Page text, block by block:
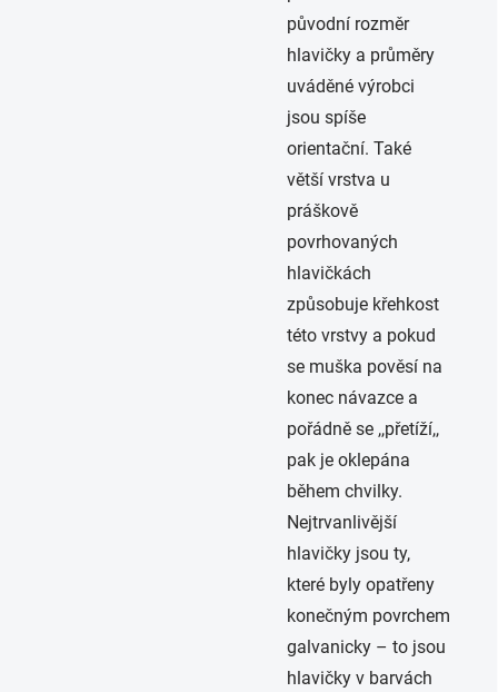
původní rozměr
hlavičky a průměry
uváděné výrobci
jsou spíše
orientační. Také
větší vrstva u
práškově
povrhovaných
hlavičkách
způsobuje křehkost
této vrstvy a pokud
se muška pověsí na
konec návazce a
pořádně se ,,přetíží,,
pak je oklepána
během chvilky.
Nejtrvanlivější
hlavičky jsou ty,
které byly opatřeny
konečným povrchem
galvanicky – to jsou
hlavičky v barvách